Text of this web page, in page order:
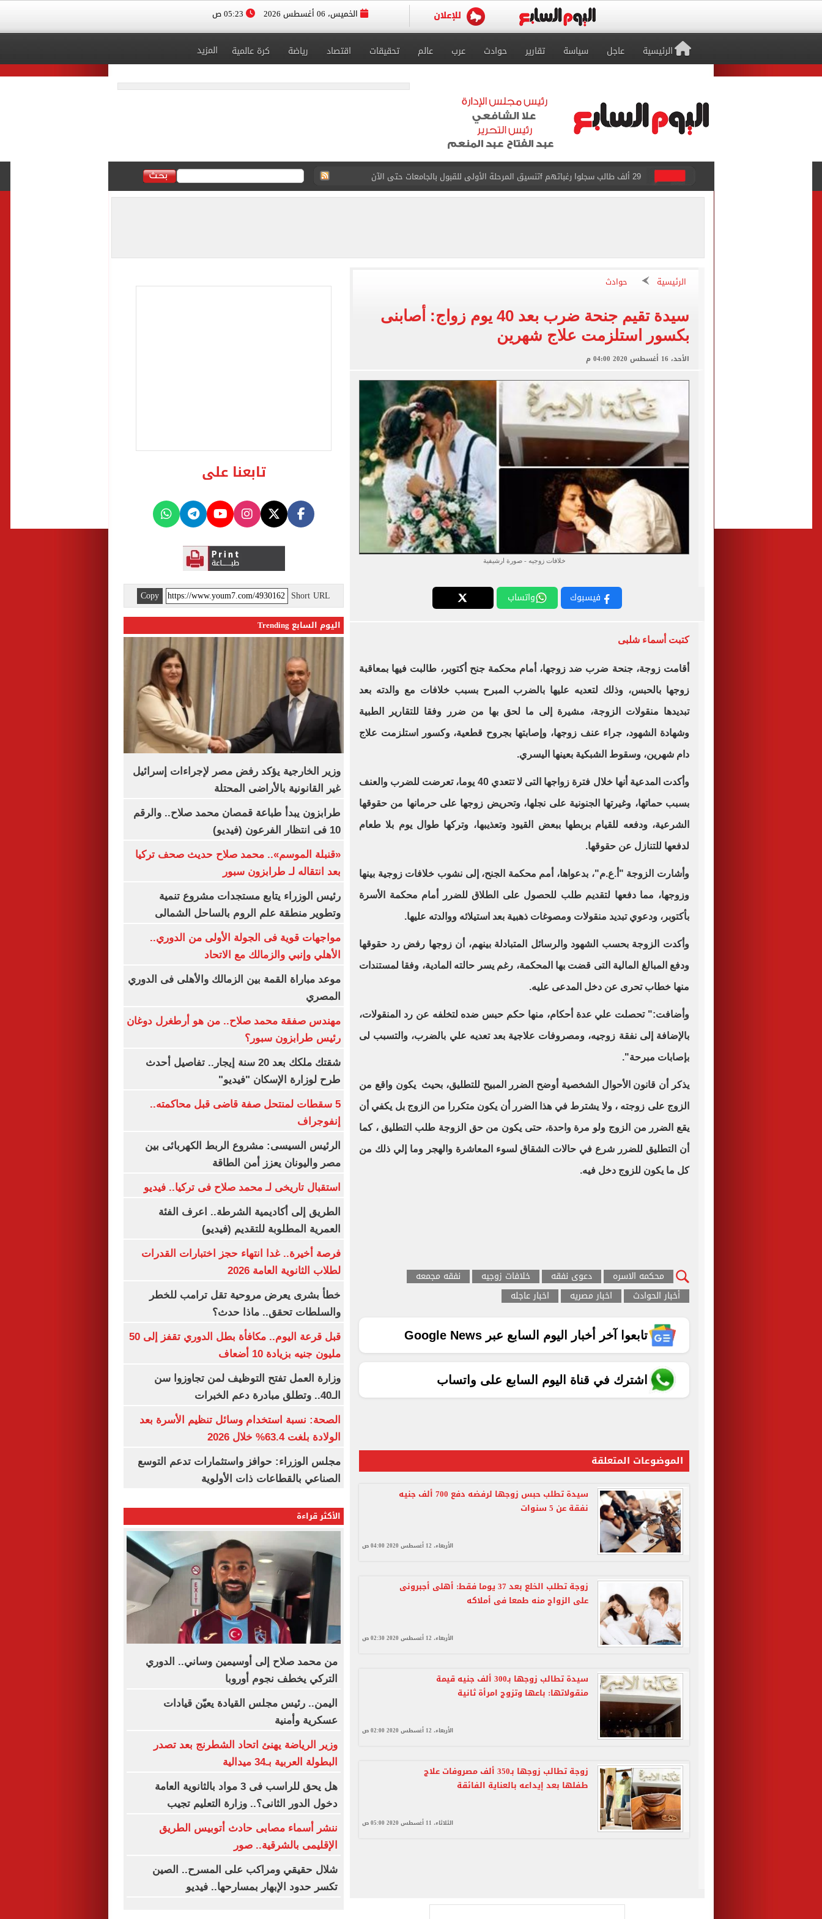
الخميس، 06 أغسطس 2026
الرئيسية عاجل سياسة تقارير حوادث عرب عالم تحقيقات اقتصاد رياضة كرة عالمية المزيد
29 ألف طالب سجلوا رغباتهم fتنسيق المرحلة الأولى للقبول بالجامعات حتى الآن
حفلات U Arena تنطلق مع الهضبة عمرو دياب ضمن «يلا ساحل 2026» بالعلمين الجديدة
فوكس نيوز: مقتل عدة أشخاص في إطلاق نار بولاية نورث كارولينا
التموين والزراعة وجهاز مستقبل مصر يعلنون طرح السكر الحر بـ25 جنيها من الغد
البنك المركزى: ارتفاع الاحتياطى الأجنبى لـ 56.3 مليار دولار نهاية يوليو
الرئيسية حوادث
سيدة تقيم جنحة ضرب بعد 40 يوم زواج: أصابنى
بكسور استلزمت علاج شهرين
الأحد، 16 أغسطس 2020 04:00 م
خلافات زوجيه - صورة ارشيفية
فيسبوك واتساب
كتبت أسماء شلبى
أقامت زوجة، جنحة ضرب ضد زوجها، أمام محكمة جنح أكتوبر، طالبت فيها بمعاقبة
زوجها بالحبس، وذلك لتعديه عليها بالضرب المبرح بسبب خلافات مع والدته بعد
تبديدها منقولات الزوجة، مشيرة إلى ما لحق بها من ضرر وفقا للتقارير الطبية
وشهادة الشهود، جراء عنف زوجها، وإصابتها بجروح قطعية، وكسور استلزمت علاج
دام شهرين، وسقوط الشبكية بعينها اليسري.
وأكدت المدعية أنها خلال فترة زواجها التى لا تتعدي 40 يوما، تعرضت للضرب والعنف
بسبب حماتها، وغيرتها الجنونية على نجلها، وتحريض زوجها على حرمانها من حقوقها
الشرعية، ودفعه للقيام بربطها ببعض القيود وتعذيبها، وتركها طوال يوم بلا طعام
لدفعها للتنازل عن حقوقها.
وأشارت الزوجة "أ.ع.م"، بدعواها، أمم محكمة الجنح، إلى نشوب خلافات زوجية بينها
وزوجها، مما دفعها لتقديم طلب للحصول على الطلاق للضرر أمام محكمة الأسرة
بأكتوبر، ودعوي تبديد منقولات ومصوغات ذهبية بعد استيلائه ووالدته عليها.
وأكدت الزوجة بحسب الشهود والرسائل المتبادلة بينهم، أن زوجها رفض رد حقوقها
ودفع المبالغ المالية التى قضت بها المحكمة، رغم يسر حالته المادية، وفقا لمستندات
منها خطاب تحرى عن دخل المدعى عليه.
وأضافت:" تحصلت علي عدة أحكام، منها حكم حبس ضده لتخلفه عن رد المنقولات،
بالإضافة إلى نفقة زوجيه، ومصروفات علاجية بعد تعديه علي بالضرب، والتسبب لى
بإصابات مبرحة".
يذكر أن قانون الأحوال الشخصية أوضح الضرر المبيح للتطليق، بحيث يكون واقع من
الزوج على زوجته ، ولا يشترط في هذا الضرر أن يكون متكررا من الزوج بل يكفي أن
يقع الضرر من الزوج ولو مرة واحدة، حتى يكون من حق الزوجة طلب التطليق ، كما
أن التطليق للضرر شرع في حالات الشقاق لسوء المعاشرة والهجر وما إلي ذلك من
كل ما يكون للزوج دخل فيه.
محكمه الاسره دعوى نفقه خلافات زوجيه
نفقه مجمعه
أخبار الحوادث
اخبار مصريه اخبار عاجله
تابعوا آخر أخبار اليوم السابع عبر Google News
اشترك في قناة اليوم السابع على واتساب
الموضوعات المتعلقة
سيدة تطلب حبس زوجها لرفضه دفع 700 ألف جنيه
نفقة عن 5 سنوات
الأربعاء، 12 أغسطس 2020 04:00 ص
زوجة تطلب الخلع بعد 37 يوما فقط: أهلى أجبرونى
على الزواج منه طمعا فى أملاكه
الأربعاء، 12 أغسطس 2020 02:30 ص
سيدة تطالب زوجها بـ300 ألف جنيه قيمة
منقولاتها: باعها وتزوج امرأة ثانية
الأربعاء، 12 أغسطس 2020 02:00 ص
زوجة تطالب زوجها بـ350 ألف مصروفات علاج
طفلها بعد إيداعه بالعناية الفائقة
الثلاثاء، 11 أغسطس 2020 05:00 ص
تابعنا على
Short URL
Copy
اليوم السابع Trending
وزير الخارجية يؤكد رفض مصر لإجراءات إسرائيل
غير القانونية بالأراضى المحتلة
طرابزون يبدأ طباعة قمصان محمد صلاح.. والرقم
10 فى انتظار الفرعون (فيديو)
«قنبلة الموسم».. محمد صلاح حديث صحف تركيا
بعد انتقاله لـ طرابزون سبور
رئيس الوزراء يتابع مستجدات مشروع تنمية
وتطوير منطقة علم الروم بالساحل الشمالى
مواجهات قوية فى الجولة الأولى من الدوري..
الأهلي وإنبي والزمالك مع الاتحاد
موعد مباراة القمة بين الزمالك والأهلى فى الدوري
المصري
مهندس صفقة محمد صلاح.. من هو أرطغرل دوغان
رئيس طرابزون سبور؟
شقتك ملكك بعد 20 سنة إيجار.. تفاصيل أحدث
طرح لوزارة الإسكان "فيديو"
5 سقطات لمنتحل صفة قاضى قبل محاكمته..
إنفوجراف
الرئيس السيسى: مشروع الربط الكهربائى بين
مصر واليونان يعزز أمن الطاقة
استقبال تاريخى لـ محمد صلاح فى تركيا.. فيديو
الطريق إلى أكاديمية الشرطة.. اعرف الفئة
العمرية المطلوبة للتقديم (فيديو)
فرصة أخيرة.. غدا انتهاء حجز اختبارات القدرات
لطلاب الثانوية العامة 2026
خطأ بشرى يعرض مروحية تقل ترامب للخطر
والسلطات تحقق.. ماذا حدث؟
قبل قرعة اليوم.. مكافأة بطل الدوري تقفز إلى 50
مليون جنيه بزيادة 10 أضعاف
وزارة العمل تفتح التوظيف لمن تجاوزوا سن
الـ40.. وتطلق مبادرة دعم الخبرات
الصحة: نسبة استخدام وسائل تنظيم الأسرة بعد
الولادة بلغت 63.4% خلال 2026
مجلس الوزراء: حوافز واستثمارات تدعم التوسع
الصناعي بالقطاعات ذات الأولوية
الأكثر قراءة
من محمد صلاح إلى أوسيمين وساني.. الدوري
التركي يخطف نجوم أوروبا
اليمن.. رئيس مجلس القيادة يعيّن قيادات
عسكرية وأمنية
وزير الرياضة يهنئ اتحاد الشطرنج بعد تصدر
البطولة العربية بـ34 ميدالية
هل يحق للراسب فى 3 مواد بالثانوية العامة
دخول الدور الثانى؟.. وزارة التعليم تجيب
ننشر أسماء مصابى حادث أتوبيس الطريق
الإقليمى بالشرقية.. صور
شلال حقيقي ومراكب على المسرح.. الصين
تكسر حدود الإبهار بمسارحها.. فيديو